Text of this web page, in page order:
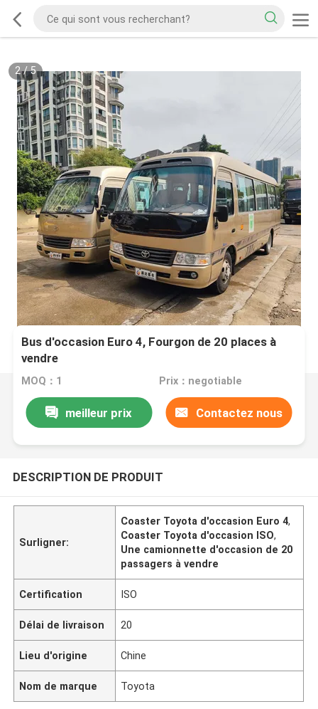
2/5
Bus d'occasion Euro 4, Fourgon de 20 places à
vendre
MOQ：1 Prix：negotiable
meilleur prix Contactez nous
DESCRIPTION DE PRODUIT
Surligner:
Coaster Toyota d'occasion Euro 4,
Coaster Toyota d'occasion ISO,
Une camionnette d'occasion de 20
passagers à vendre
Certification ISO
Délai de livraison 20
Lieu d'origine Chine
Nom de marque Toyota